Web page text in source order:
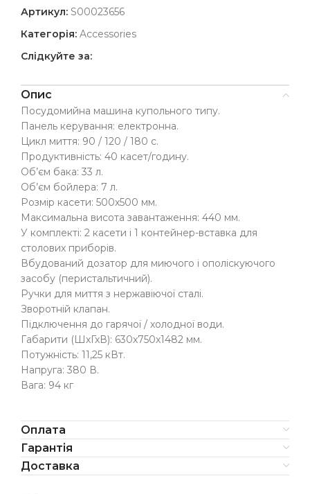
Артикул: S00023656
Категорія: Accessories
Слідкуйте за:
Опис
Посудомийна машина купольного типу.
Панель керування: електронна.
Цикл миття: 90 / 120 / 180 с.
Продуктивність: 40 касет/годину.
Об’єм бака: 33 л.
Об’єм бойлера: 7 л.
Розмір касети: 500х500 мм.
Максимальна висота завантаження: 440 мм.
У комплекті: 2 касети і 1 контейнер-вставка для
столових приборів.
Вбудований дозатор для миючого і ополіскуючого
засобу (перистальтичний).
Ручки для миття з нержавіючої сталі.
Зворотній клапан.
Підключення до гарячої / холодної води.
Габарити (ШхГхВ): 630х750х1482 мм.
Потужність: 11,25 кВт.
Напруга: 380 В.
Вага: 94 кг
Оплата
Гарантія
Доставка